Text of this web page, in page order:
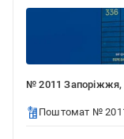
№ 2011 Запоріжжя,
Поштомат №